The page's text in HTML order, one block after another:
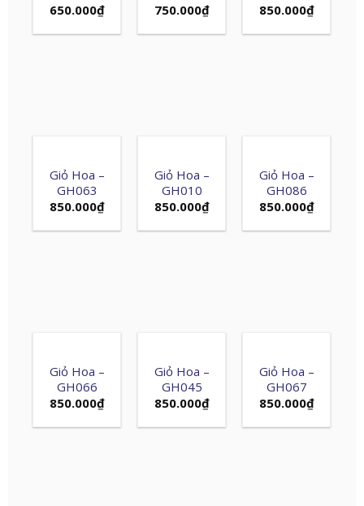
650.000₫
750.000₫
850.000₫
Giỏ Hoa –
GH063
850.000₫
Giỏ Hoa –
GH010
850.000₫
Giỏ Hoa –
GH086
850.000₫
Giỏ Hoa –
GH066
850.000₫
Giỏ Hoa –
GH045
850.000₫
Giỏ Hoa –
GH067
850.000₫